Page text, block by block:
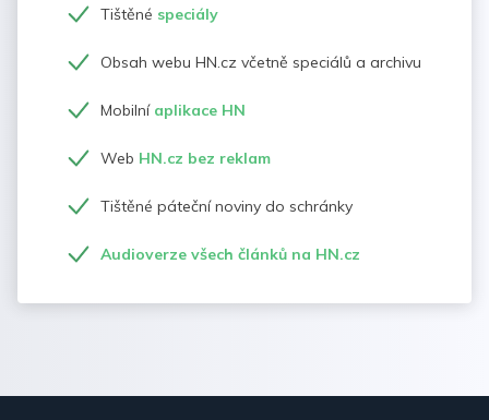
Tištěné speciály
Obsah webu HN.cz včetně speciálů a archivu
Mobilní aplikace HN
Web HN.cz bez reklam
Tištěné páteční noviny do schránky
Audioverze všech článků na HN.cz